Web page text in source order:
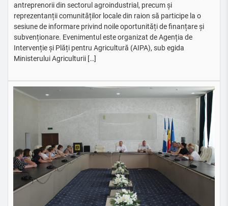
antreprenorii din sectorul agroindustrial, precum și
reprezentanții comunităților locale din raion să participe la o
sesiune de informare privind noile oportunități de finanțare și
subvenționare. Evenimentul este organizat de Agenția de
Intervenție și Plăți pentru Agricultură (AIPA), sub egida
Ministerului Agriculturii […]